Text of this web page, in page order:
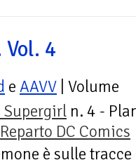
4
e AAVV | Volume
Supergirl n. 4 -
Reparto DC Comics
è sulle